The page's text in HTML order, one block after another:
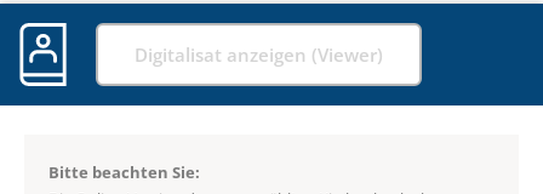
Digitalisat anzeigen (Viewer)
Bitte beachten Sie: